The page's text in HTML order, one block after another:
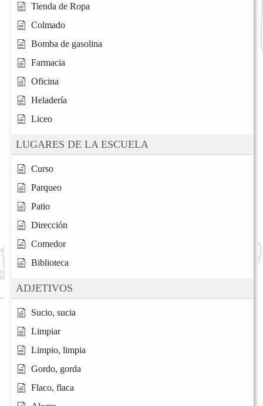
Tienda de Ropa
Colmado
Bomba de gasolina
Farmacia
Oficina
Heladería
Liceo
LUGARES DE LA ESCUELA
Curso
Parqueo
Patio
Dirección
Comedor
Biblioteca
ADJETIVOS
Sucio, sucia
Limpiar
Limpio, limpia
Gordo, gorda
Flaco, flaca